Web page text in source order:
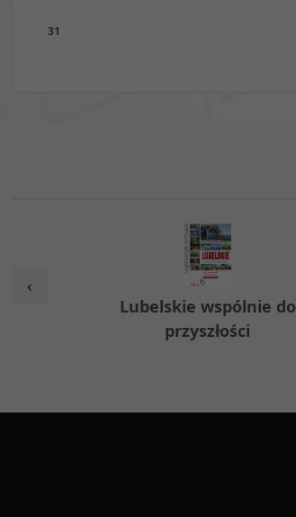
31
Lubelskie wspólnie do
przyszłości
‹